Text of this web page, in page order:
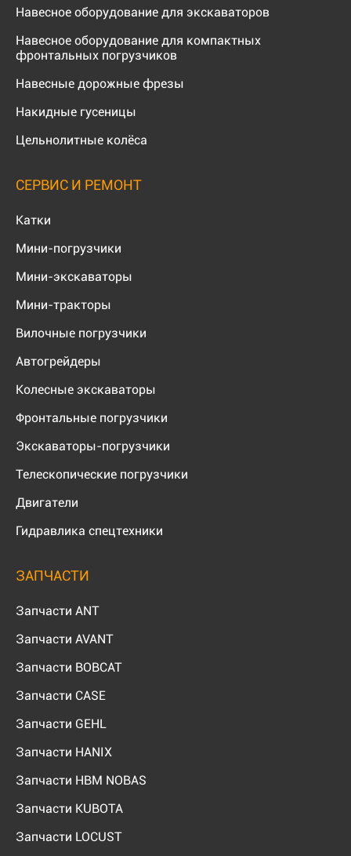
Навесное оборудование для экскаваторов
Навесное оборудование для компактных
фронтальных погрузчиков
Навесные дорожные фрезы
Накидные гусеницы
Цельнолитные колёса
СЕРВИС И РЕМОНТ
Катки
Мини-погрузчики
Мини-экскаваторы
Мини-тракторы
Вилочные погрузчики
Автогрейдеры
Колесные экскаваторы
Фронтальные погрузчики
Экскаваторы-погрузчики
Телескопические погрузчики
Двигатели
Гидравлика спецтехники
ЗАПЧАСТИ
Запчасти ANT
Запчасти AVANT
Запчасти BOBCAT
Запчасти CASE
Запчасти GEHL
Запчасти HANIX
Запчасти HBM NOBAS
Запчасти KUBOTA
Запчасти LOCUST